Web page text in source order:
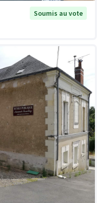
Soumis au vote